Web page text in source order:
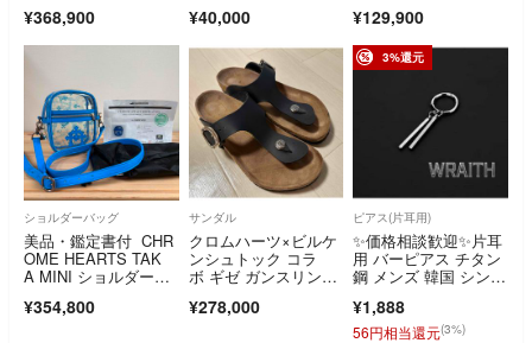
¥368,900 ャップ otto社 シルバ
¥40,000 ¥129,900
ショルダーバッグ
美品・鑑定書付 CHR
OME HEARTS TAK
A MINI ショルダーバ
¥354,800
サンダル
クロムハーツ×ビルケ
ンシュトック コラ
ボ ギゼ ガンスリンガ
0 ブラック
¥278,000
3%還元
ピアス(片耳用)
✨価格相談歓迎✨片耳
用 バーピアス チタン
鋼 メンズ 韓国 シンプ
¥1,888
56円相当還元(3%)